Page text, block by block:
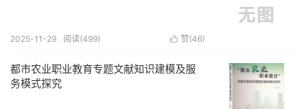
 赞(46)
2025-11-29 阅读(499)
都市农业职业教育专题文献知识建模及服
务模式探究